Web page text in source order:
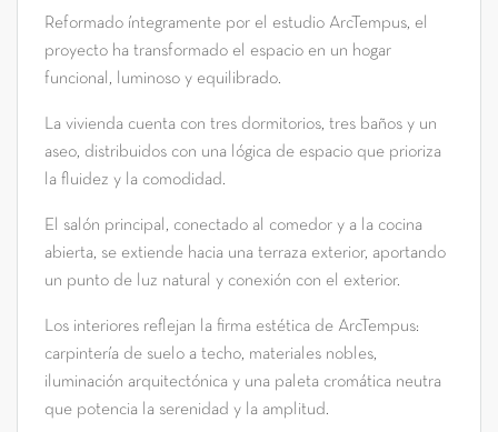
Reformado íntegramente por el estudio ArcTempus, el
proyecto ha transformado el espacio en un hogar
funcional, luminoso y equilibrado.
La vivienda cuenta con tres dormitorios, tres baños y un
aseo, distribuidos con una lógica de espacio que prioriza
la fluidez y la comodidad.
El salón principal, conectado al comedor y a la cocina
abierta, se extiende hacia una terraza exterior, aportando
un punto de luz natural y conexión con el exterior.
Los interiores reflejan la firma estética de ArcTempus:
carpintería de suelo a techo, materiales nobles,
iluminación arquitectónica y una paleta cromática neutra
que potencia la serenidad y la amplitud.